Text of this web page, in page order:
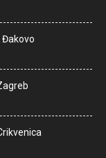
Đakovo